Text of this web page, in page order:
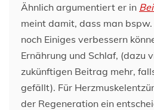
Ähnlich argumentiert er in
meint damit, dass man
noch Einiges verbessern
Ernährung und Schlaf, (dazu
zukünftigen Beitrag mehr,
gefällt). Für
der Regeneration ein